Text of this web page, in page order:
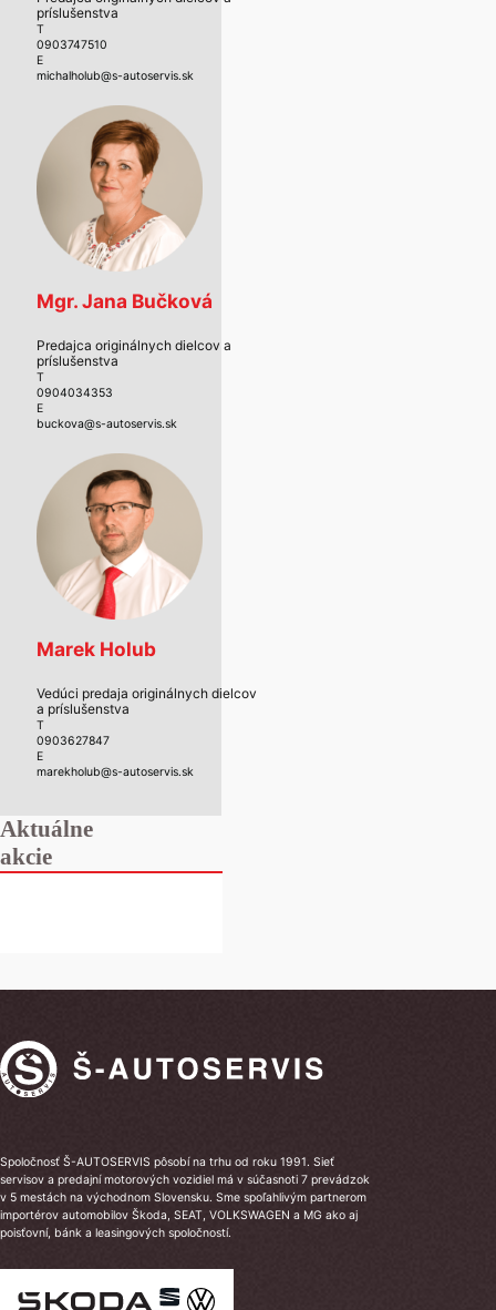
príslušenstva
T
0903747510
E
michalholub@s-autoservis.sk
Mgr. Jana Bučková
Predajca originálnych dielcov a
príslušenstva
T
0904034353
E
buckova@s-autoservis.sk
Marek Holub
Vedúci predaja originálnych dielcov
a príslušenstva
T
0903627847
E
marekholub@s-autoservis.sk
Aktuálne
akcie
Spoločnosť Š-AUTOSERVIS pôsobí na trhu od roku 1991. Sieť
servisov a predajní motorových vozidiel má v súčasnoti 7 prevádzok
v 5 mestách na východnom Slovensku. Sme spoľahlivým partnerom
importérov automobilov Škoda, SEAT, VOLKSWAGEN a MG ako aj
poisťovní, bánk a leasingových spoločností.